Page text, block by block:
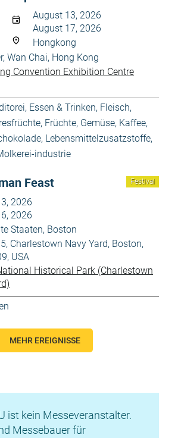
August 13, 2026
August 17, 2026
Hongkong
Wan Chai, Hong Kong
Convention Exhibition Centre
, Essen & Trinken, Fleisch,
, Früchte, Gemüse, Kaffee,
, Lebensmittelzusatzstoffe,
industrie
Festival
Feast
2026
2026
Staaten, Boston
Charlestown Navy Yard, Boston,
USA
Historical Park (Charlestown
MEHR EREIGNISSE
ist kein Messeveranstalter.
Messebauer für